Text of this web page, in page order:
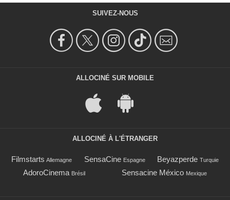
SUIVEZ-NOUS
ALLOCINÉ SUR MOBILE
ALLOCINÉ À L'ÉTRANGER
Filmstarts Allemagne SensaCine Espagne Beyazperde Turquie
AdoroCinema Brésil Sensacine México Mexique